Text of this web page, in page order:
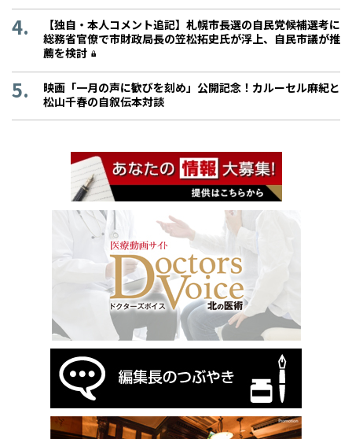
【独自・本人コメント追記】札幌市長選の自民党候補選考に
総務省官僚で市財政局長の笠松拓史氏が浮上、自民市議が推
薦を検討
映画「一月の声に歓びを刻め」公開記念！カルーセル麻紀と
松山千春の自叙伝本対談